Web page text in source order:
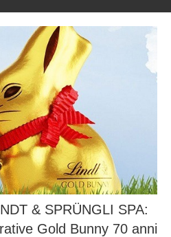
& SPRÜNGLI SPA:
Gold Bunny 70 anni